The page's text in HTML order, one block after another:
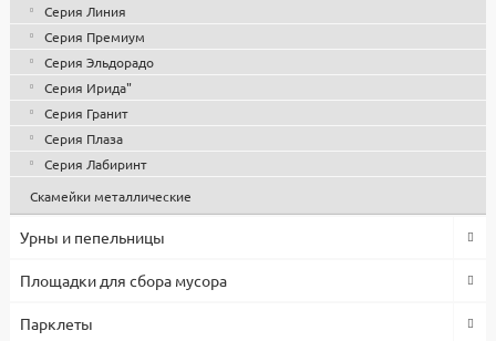
Серия Линия
Серия Премиум
Серия Эльдорадо
Серия Ирида"
Серия Гранит
Серия Плаза
Серия Лабиринт
Скамейки металлические
Урны и пепельницы
Площадки для сбора мусора
Парклеты